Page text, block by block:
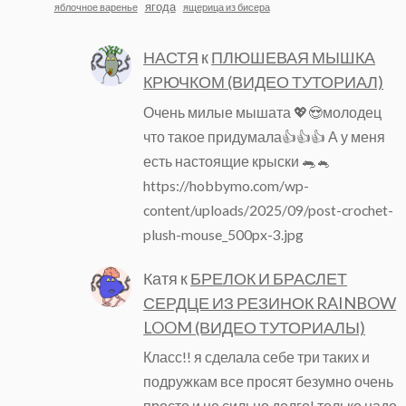
яблочное варенье ягода ящерица из бисера
НАСТЯ кПЛЮШЕВАЯ МЫШКА
КРЮЧКОМ (ВИДЕО ТУТОРИАЛ)
Очень милые мышата 💖😍молодец
что такое придумала👍👍👍 А у меня
есть настоящие крыски 🐀🐁
https://hobbymo.com/wp-
content/uploads/2025/09/post-crochet-
plush-mouse_500px-3.jpg
Катя кБРЕЛОК И БРАСЛЕТ
СЕРДЦЕ ИЗ РЕЗИНОК RAINBOW
LOOM (ВИДЕО ТУТОРИАЛЫ)
Класс!! я сделала себе три таких и
подружкам все просят безумно очень